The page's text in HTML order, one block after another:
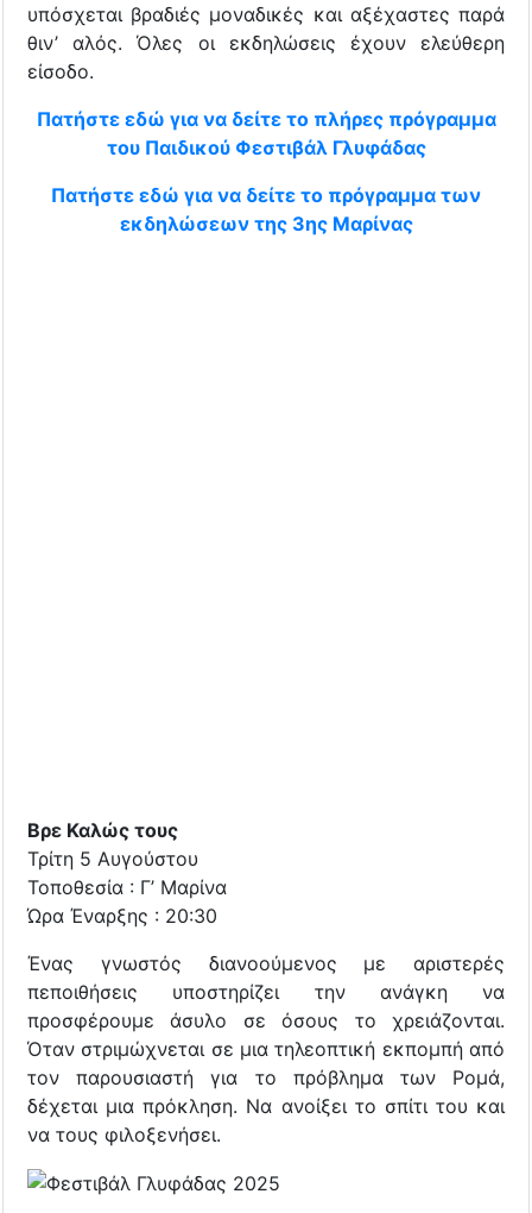
υπόσχεται βραδιές μοναδικές και αξέχαστες παρά
θιν’ αλός. Όλες οι εκδηλώσεις έχουν ελεύθερη
είσοδο.
Πατήστε εδώ για να δείτε το πλήρες πρόγραμμα
του Παιδικού Φεστιβάλ Γλυφάδας
Πατήστε εδώ για να δείτε το πρόγραμμα των
εκδηλώσεων της 3ης Μαρίνας
Βρε Καλώς τους
Τρίτη 5 Αυγούστου
Τοποθεσία : Γ’ Μαρίνα
Ώρα Έναρξης : 20:30
Ένας γνωστός διανοούμενος με αριστερές
πεποιθήσεις υποστηρίζει την ανάγκη να
προσφέρουμε άσυλο σε όσους το χρειάζονται.
Όταν στριμώχνεται σε μια τηλεοπτική εκπομπή από
τον παρουσιαστή για το πρόβλημα των Ρομά,
δέχεται μια πρόκληση. Να ανοίξει το σπίτι του και
να τους φιλοξενήσει.